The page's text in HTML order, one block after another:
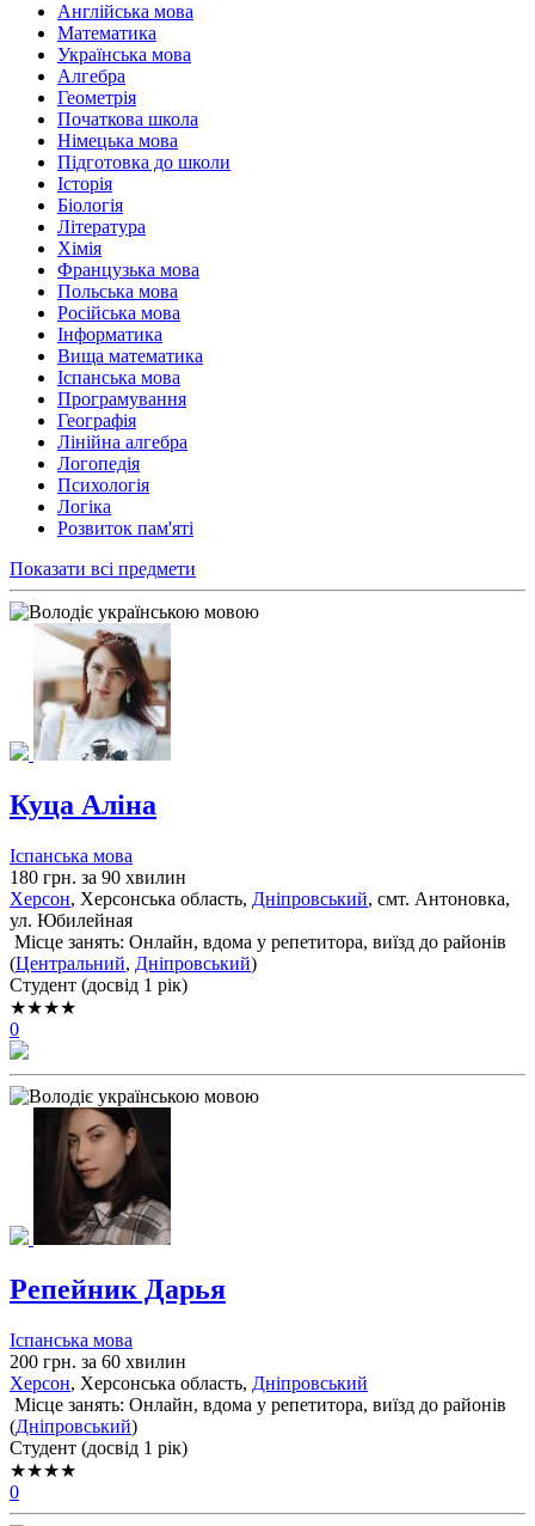
Англійська мова
Математика
Українська мова
Алгебра
Геометрія
Початкова школа
Німецька мова
Підготовка до школи
Історія
Біологія
Література
Хімія
Французька мова
Польська мова
Російська мова
Інформатика
Вища математика
Іспанська мова
Програмування
Географія
Лінійна алгебра
Логопедія
Психологія
Логіка
Розвиток пам'яті
Показати всі предмети
Куца Аліна
Іспанська мова
180 грн. за 90 хвилин
Херсон, Херсонська область, Дніпровський, смт. Антоновка,
ул. Юбилейная
Місце занять: Онлайн, вдома у репетитора, виїзд до районів
(Центральний, Дніпровський)
Cтудент (досвід 1 рік)
★★★★
0
Репейник Дарья
Іспанська мова
200 грн. за 60 хвилин
Херсон, Херсонська область, Дніпровський
Місце занять: Онлайн, вдома у репетитора, виїзд до районів
(Дніпровський)
Cтудент (досвід 1 рік)
★★★★
0